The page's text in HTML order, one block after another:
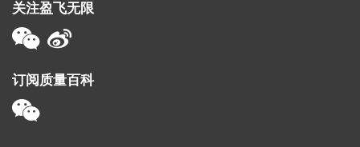
关注盈飞无限
订阅质量百科